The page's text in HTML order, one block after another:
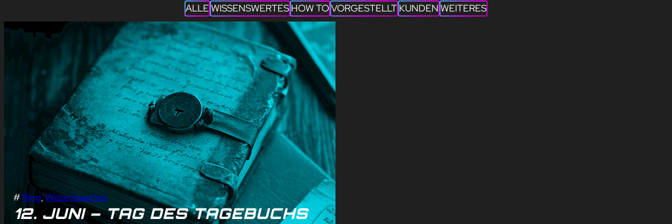
ALLE WISSENSWERTES HOW TOVORGESTELLT KUNDEN WEITERES
# Blog, Wissenswertes
12. JUNI – TAG DES TAGEBUCHS